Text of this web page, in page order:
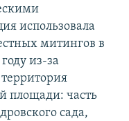
использовала
митингов в
из-за
площади: часть
сада,